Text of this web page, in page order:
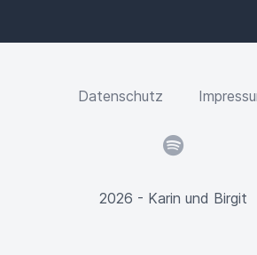
Datenschutz
Spotify
2026 - Karin und Birgit